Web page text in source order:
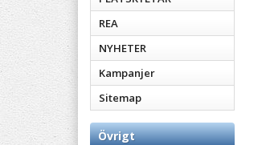
REA
NYHETER
Kampanjer
Sitemap
Övrigt